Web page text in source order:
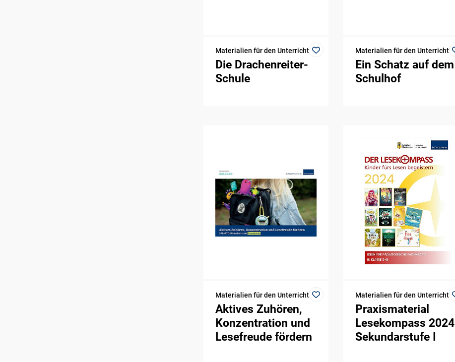
Materialien für den Unterricht
Die Drachenreiter-
Schule
Materialien für den Unterricht
Ein Schatz auf dem
Schulhof
Materialien für den Unterricht
Aktives Zuhören,
Konzentration und
Lesefreude fördern
Materialien für den Unterricht
Praxismaterial
Lesekompass 2024
Sekundarstufe I